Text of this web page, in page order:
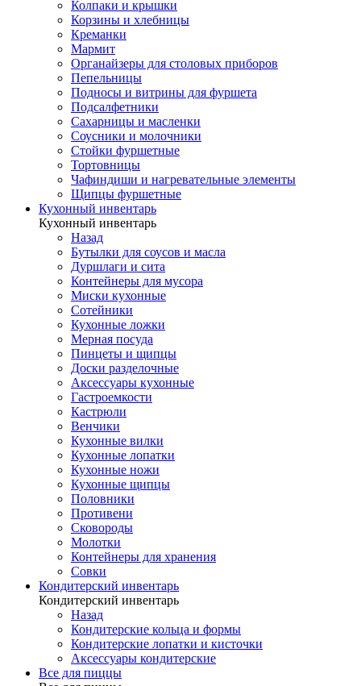
Колпаки и крышки
Корзины и хлебницы
Креманки
Мармит
Органайзеры для столовых приборов
Пепельницы
Подносы и витрины для фуршета
Подсалфетники
Сахарницы и масленки
Соусники и молочники
Стойки фуршетные
Тортовницы
Чафиндиши и нагревательные элементы
Щипцы фуршетные
Кухонный инвентарь
Кухонный инвентарь
Назад
Бутылки для соусов и масла
Дуршлаги и сита
Контейнеры для мусора
Миски кухонные
Сотейники
Кухонные ложки
Мерная посуда
Пинцеты и щипцы
Доски разделочные
Аксессуары кухонные
Гастроемкости
Кастрюли
Венчики
Кухонные вилки
Кухонные лопатки
Кухонные ножи
Кухонные щипцы
Половники
Противени
Сковороды
Молотки
Контейнеры для хранения
Совки
Кондитерский инвентарь
Кондитерский инвентарь
Назад
Кондитерские кольца и формы
Кондитерские лопатки и кисточки
Аксессуары кондитерские
Все для пиццы